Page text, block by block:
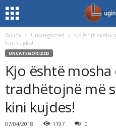
Ballina Uncategorized
Kjo është mosha
kini kujdes!
UNCATEGORIZED
Kjo është
tradhëtojnë më
kini kujdes!
07/04/2018 1197 0